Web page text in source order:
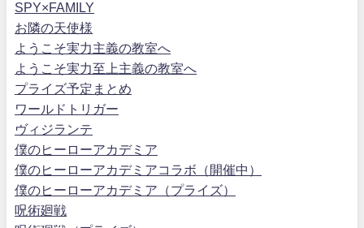
SPY×FAMILY
お隣の天使様
ようこそ実力主義の教室へ
ようこそ実力至上主義の教室へ
プライズ予定まとめ
ワールドトリガー
ヴィジランテ
僕のヒーローアカデミア
僕のヒーローアカデミアコラボ（開催中）
僕のヒーローアカデミア（プライズ）
呪術廻戦